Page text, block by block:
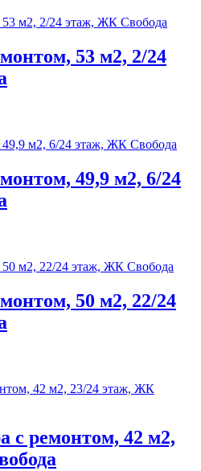
53 м2, 2/24
49,9 м2, 6/24
50 м2, 22/24
с ремонтом, 42 м2,